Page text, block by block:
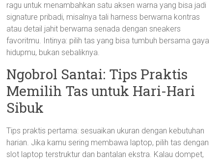
ragu untuk menambahkan satu aksen warna yang bisa jadi
signature pribadi, misalnya tali harness berwarna kontras
atau detail jahit berwarna senada dengan sneakers
favoritmu. Intinya: pilih tas yang bisa tumbuh bersama gaya
hidupmu, bukan sebaliknya.
Ngobrol Santai: Tips Praktis
Memilih Tas untuk Hari-Hari
Sibuk
Tips praktis pertama: sesuaikan ukuran dengan kebutuhan
harian. Jika kamu sering membawa laptop, pilih tas dengan
slot laptop terstruktur dan bantalan ekstra. Kalau dompet,